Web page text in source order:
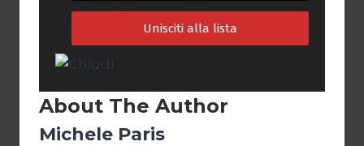
About The Author
Michele Paris